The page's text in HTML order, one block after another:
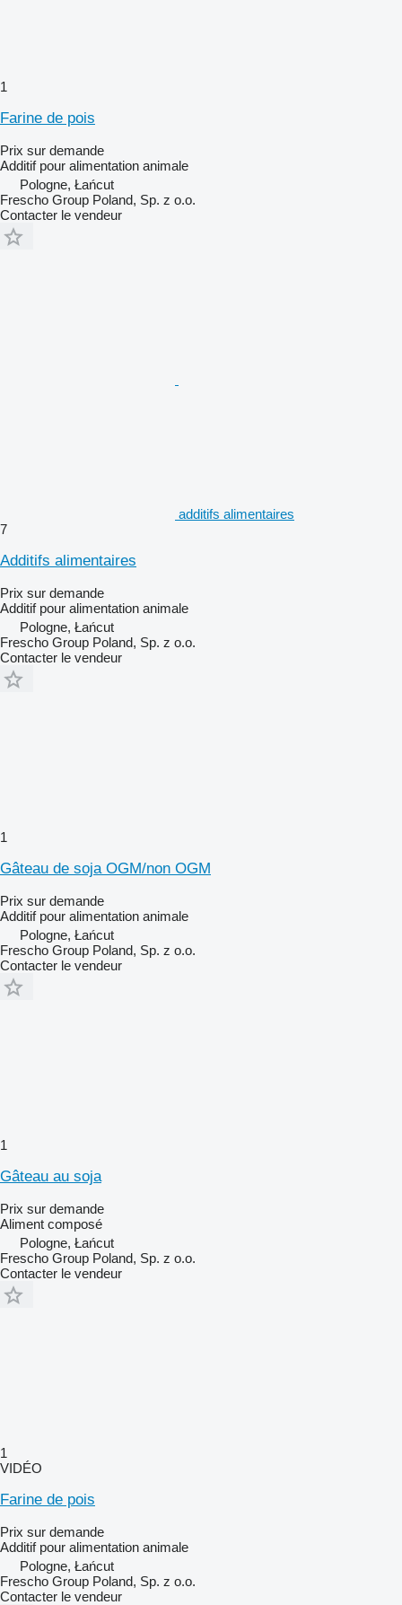
1
Farine de pois
Prix sur demande
Additif pour alimentation animale
Pologne, Łańcut
Frescho Group Poland, Sp. z o.o.
Contacter le vendeur
additifs alimentaires
7
Additifs alimentaires
Prix sur demande
Additif pour alimentation animale
Pologne, Łańcut
Frescho Group Poland, Sp. z o.o.
Contacter le vendeur
1
Gâteau de soja OGM/non OGM
Prix sur demande
Additif pour alimentation animale
Pologne, Łańcut
Frescho Group Poland, Sp. z o.o.
Contacter le vendeur
1
Gâteau au soja
Prix sur demande
Aliment composé
Pologne, Łańcut
Frescho Group Poland, Sp. z o.o.
Contacter le vendeur
1
VIDÉO
Farine de pois
Prix sur demande
Additif pour alimentation animale
Pologne, Łańcut
Frescho Group Poland, Sp. z o.o.
Contacter le vendeur